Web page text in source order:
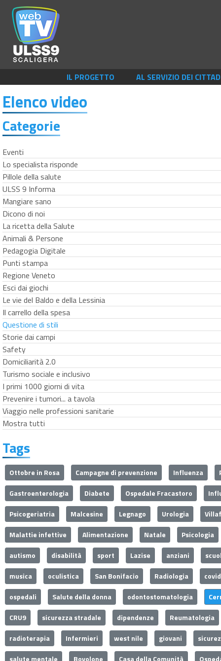
IL PROGETTO AL SERVIZIO DEI
Elenco video
Categorie
Eventi
Lo specialista risponde
Pillole della salute
ULSS 9 Informa
Mangiare sano
Dicono di noi
La ricetta della Salute
Animali & Persone
Pedagogia Digitale
Punti stampa
Regione Veneto
Esci dai giochi
Le vie del Baldo e della Lessinia
Il carrello della spesa
Questione di stili
Storie dai campi
Safety
Domiciliarità 2.0
Turismo sociale e inclusivo
I primi 1000 giorni di vita
Prevenire i tumori... a tavola
Viaggio nelle professioni sanitarie
Mostra tutti
Tags
Ottobre in Rosa Campagne di prevenzione Influenza
Gastroenterologia
Diabete Ospedale Fracastoro
Psicogeriatria
Malcesine Legnago Urologia
Malattie infettive
Alimentazione Natale
Psicologia
autismo
disabilità sport Lazise anziani
musica
oculistica San Bonifacio Radiologia
ospedali
Salute della donna odontostomatologia
CRU9
sicurezza stradale dipendenze
Reumatologia
radioterapia
Infermieri west nile giovani
salute mentale
Bovolone Casa della Comunità